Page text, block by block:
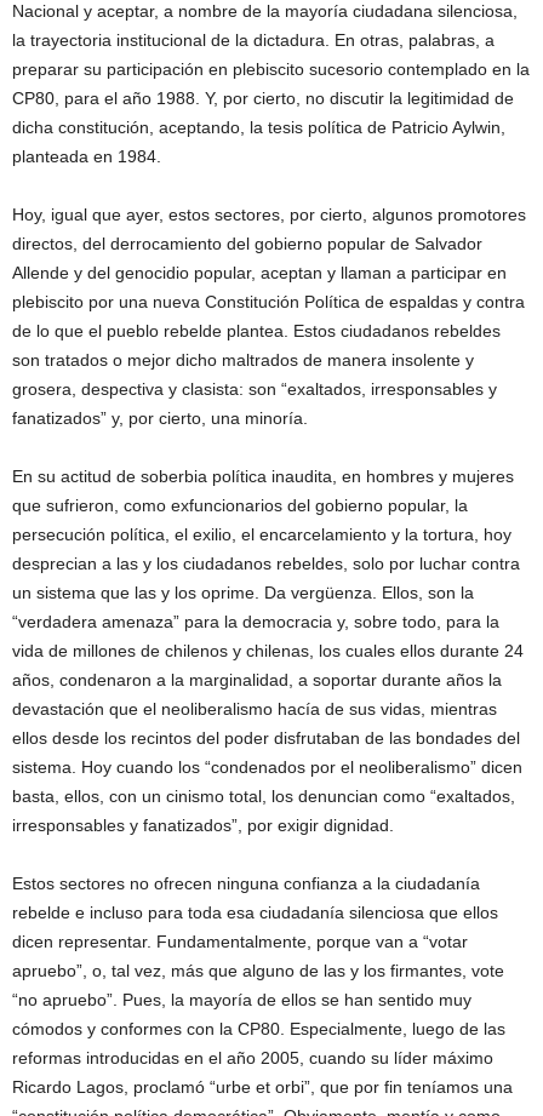
Nacional y aceptar, a nombre de la mayoría ciudadana silenciosa,
la trayectoria institucional de la dictadura. En otras, palabras, a
preparar su participación en plebiscito sucesorio contemplado en la
CP80, para el año 1988. Y, por cierto, no discutir la legitimidad de
dicha constitución, aceptando, la tesis política de Patricio Aylwin,
planteada en 1984.
Hoy, igual que ayer, estos sectores, por cierto, algunos promotores
directos, del derrocamiento del gobierno popular de Salvador
Allende y del genocidio popular, aceptan y llaman a participar en
plebiscito por una nueva Constitución Política de espaldas y contra
de lo que el pueblo rebelde plantea. Estos ciudadanos rebeldes
son tratados o mejor dicho maltrados de manera insolente y
grosera, despectiva y clasista: son “exaltados, irresponsables y
fanatizados” y, por cierto, una minoría.
En su actitud de soberbia política inaudita, en hombres y mujeres
que sufrieron, como exfuncionarios del gobierno popular, la
persecución política, el exilio, el encarcelamiento y la tortura, hoy
desprecian a las y los ciudadanos rebeldes, solo por luchar contra
un sistema que las y los oprime. Da vergüenza. Ellos, son la
“verdadera amenaza” para la democracia y, sobre todo, para la
vida de millones de chilenos y chilenas, los cuales ellos durante 24
años, condenaron a la marginalidad, a soportar durante años la
devastación que el neoliberalismo hacía de sus vidas, mientras
ellos desde los recintos del poder disfrutaban de las bondades del
sistema. Hoy cuando los “condenados por el neoliberalismo” dicen
basta, ellos, con un cinismo total, los denuncian como “exaltados,
irresponsables y fanatizados”, por exigir dignidad.
Estos sectores no ofrecen ninguna confianza a la ciudadanía
rebelde e incluso para toda esa ciudadanía silenciosa que ellos
dicen representar. Fundamentalmente, porque van a “votar
apruebo”, o, tal vez, más que alguno de las y los firmantes, vote
“no apruebo”. Pues, la mayoría de ellos se han sentido muy
cómodos y conformes con la CP80. Especialmente, luego de las
reformas introducidas en el año 2005, cuando su líder máximo
Ricardo Lagos, proclamó “urbe et orbi”, que por fin teníamos una